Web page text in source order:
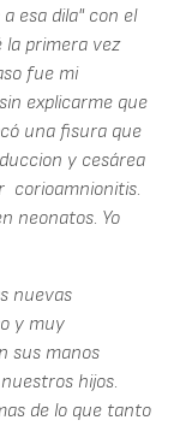
esa dila" con el
la primera vez
fue mi
explicarme que
una fisura que
y cesárea
corioamnionitis.
neonatos. Yo
nuevas
y muy
sus manos
hijos.
de lo que tanto